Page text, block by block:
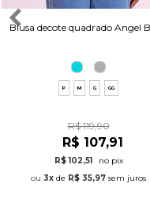
Blusa decote quadrado Angel
P M G GG
R$ 119,90
R$ 107,91
R$ 102,51
no pix
3x de R$ 35,97 sem juros